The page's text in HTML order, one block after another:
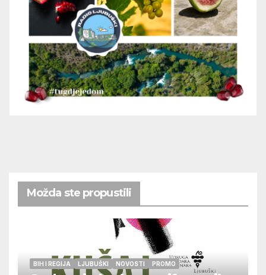
Možda ste propustili
BIH I REGIJA LJUBUŠKI NOVOSTI PROMO